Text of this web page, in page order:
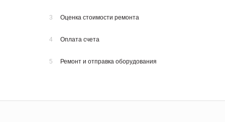
3 Оценка стоимости ремонта
4 Оплата счета
5 Ремонт и отправка оборудования